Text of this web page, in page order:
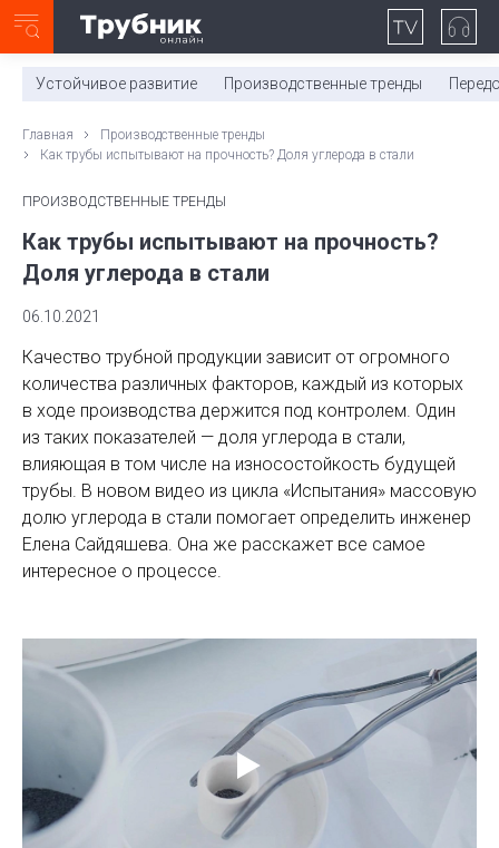
0:00/ 11:03
Устойчивое развитие Производственные тренды
Главная
Производственные тренды
Как трубы испытывают на прочность? Доля углерода в стали
ПРОИЗВОДСТВЕННЫЕ ТРЕНДЫ
Как трубы испытывают на прочность?
Доля углерода в стали
06.10.2021
Качество трубной продукции зависит от огромного
количества различных факторов, каждый из которых
в ходе производства держится под контролем. Один
из таких показателей — доля углерода в стали,
влияющая в том числе на износостойкость будущей
трубы. В новом видео из цикла «Испытания» массовую
долю углерода в стали помогает определить инженер
Елена Сайдяшева. Она же расскажет все самое
интересное о процессе.